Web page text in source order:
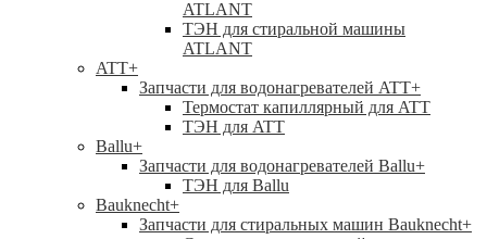
ATLANT
ТЭН для стиральной машины
ATLANT
ATT+
Запчасти для водонагревателей ATT+
Термостат капиллярный для ATT
ТЭН для ATT
Ballu+
Запчасти для водонагревателей Ballu+
ТЭН для Ballu
Bauknecht+
Запчасти для стиральных машин Bauknecht+